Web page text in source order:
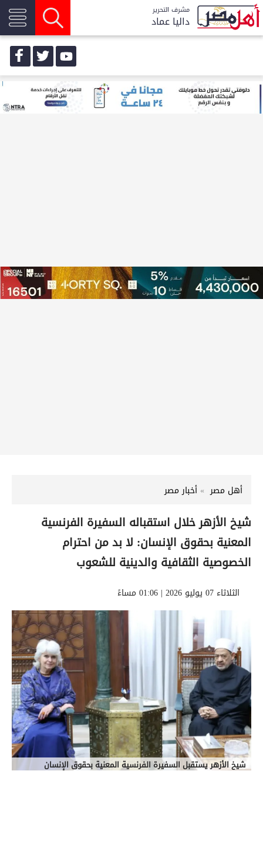
مشرف التحرير
داليا عماد
أهل مصر أخبار مصر
شيخ الأزهر خلال استقباله السفيرة الفرنسية
المعنية بحقوق الإنسان: لا بد من احترام
الخصوصية الثقافية والدينية للشعوب
الثلاثاء 07 يوليو 2026 | 01:06 مساءً
شيخ الأزهر يستقبل السفيرة الفرنسية المعنية بحقوق الإنسان